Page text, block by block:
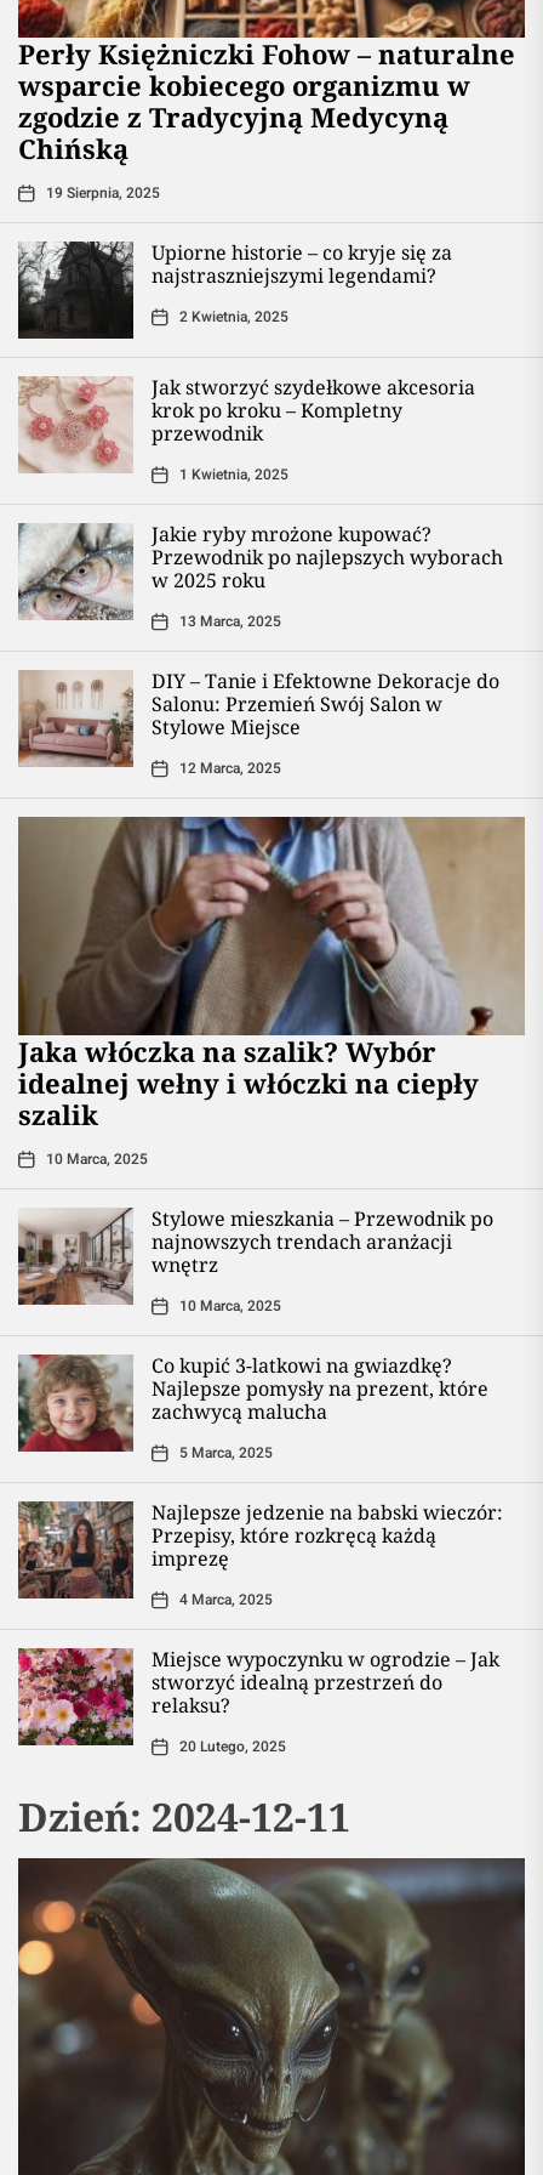
Perły Księżniczki Fohow – naturalne
wsparcie kobiecego organizmu w
zgodzie z Tradycyjną Medycyną
Chińską
19 Sierpnia, 2025
Upiorne historie – co kryje się za
najstraszniejszymi legendami?
2 Kwietnia, 2025
Jak stworzyć szydełkowe akcesoria
krok po kroku – Kompletny
przewodnik
1 Kwietnia, 2025
Jakie ryby mrożone kupować?
Przewodnik po najlepszych wyborach
w 2025 roku
13 Marca, 2025
DIY – Tanie i Efektowne Dekoracje do
Salonu: Przemień Swój Salon w
Stylowe Miejsce
12 Marca, 2025
Jaka włóczka na szalik? Wybór
idealnej wełny i włóczki na ciepły
szalik
10 Marca, 2025
Stylowe mieszkania – Przewodnik po
najnowszych trendach aranżacji
wnętrz
10 Marca, 2025
Co kupić 3-latkowi na gwiazdkę?
Najlepsze pomysły na prezent, które
zachwycą malucha
5 Marca, 2025
Najlepsze jedzenie na babski wieczór:
Przepisy, które rozkręcą każdą
imprezę
4 Marca, 2025
Miejsce wypoczynku w ogrodzie – Jak
stworzyć idealną przestrzeń do
relaksu?
20 Lutego, 2025
Dzień: 2024-12-11